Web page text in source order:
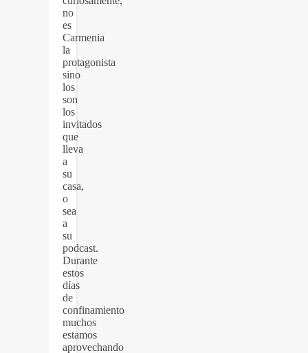
no
es
Carmenia
la
protagonista
sino
los
son
los
invitados
que
lleva
a
su
casa,
o
sea
a
su
podcast.
Durante
estos
días
de
confinamiento
muchos
estamos
aprovechando